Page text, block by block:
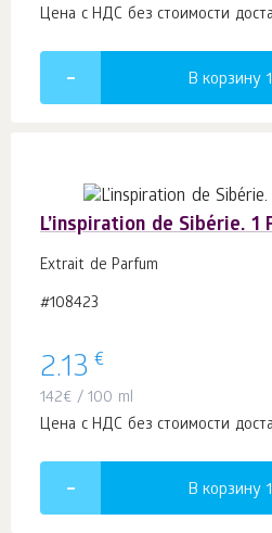
Цена с НДС без стоимости
В корзину 1
L’inspiration de Sibérie. 1
Extrait de Parfum
#108423
2.13 €
142€ / 100 ml
Цена с НДС без стоимости
В корзину 1